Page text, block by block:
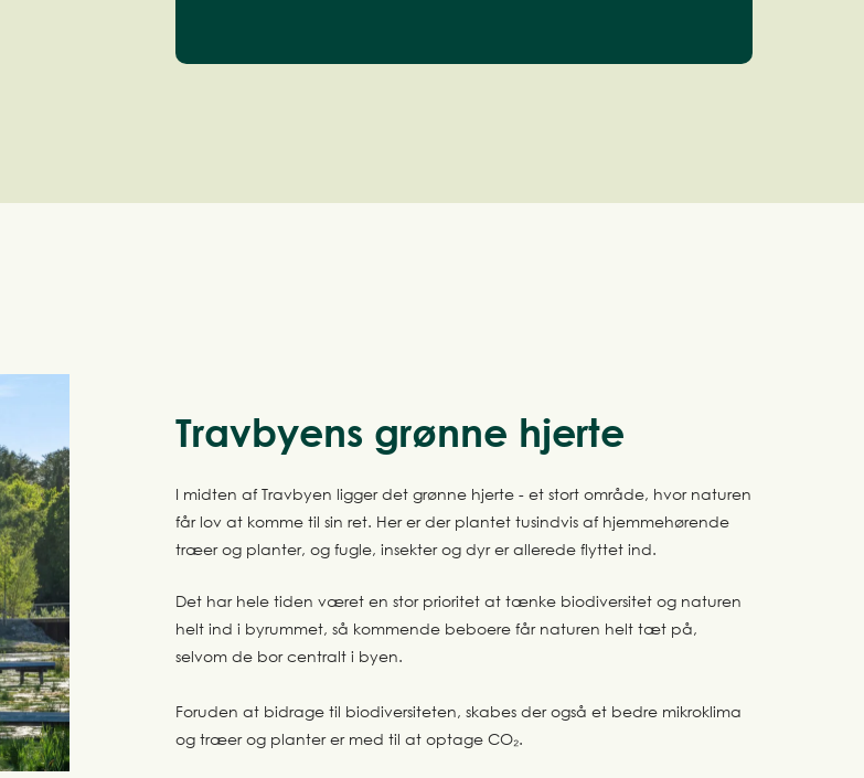
Travbyens grønne hjerte
I midten af Travbyen ligger det grønne hjerte - et stort område, hvor naturen
får lov at komme til sin ret. Her er der plantet tusindvis af hjemmehørende
træer og planter, og fugle, insekter og dyr er allerede flyttet ind.
Det har hele tiden været en stor prioritet at tænke biodiversitet og naturen
helt ind i byrummet, så kommende beboere får naturen helt tæt på,
selvom de bor centralt i byen.
Foruden at bidrage til biodiversiteten, skabes der også et bedre mikroklima
og træer og planter er med til at optage CO₂.